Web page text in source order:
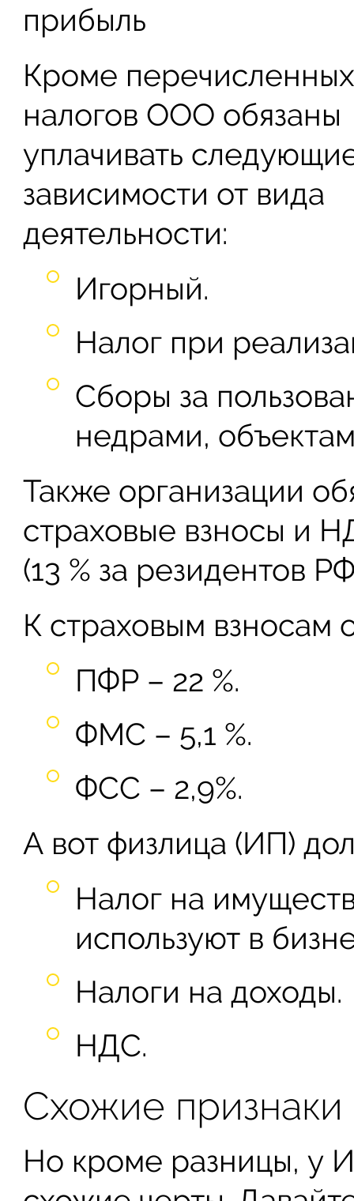
прибыль
Кроме
налогов ООО обязаны
уплачивать
зависимости от вида
деятельности:
Игорный.
Налог при
Сборы за
недрами,
Также организации
страховые взносы и
(13 % за резидентов
К страховым взносам
ПФР – 22 %.
ФМС – 5,1 %.
ФСС – 2,9%.
А вот физлица (ИП)
Налог на
используют в
Налоги на доходы.
НДС.
Схожие
Но кроме разницы, у